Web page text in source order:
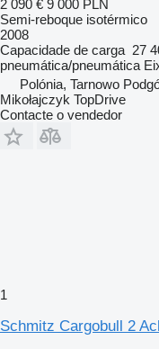
2 090 € 9 000 PLN
Semi-reboque isotérmico
2008
Capacidade de carga 27
pneumática/pneumática
Polónia, Tarnowo
Mikołajczyk TopDrive
Contacte o vendedor
1
Schmitz Cargobull 2